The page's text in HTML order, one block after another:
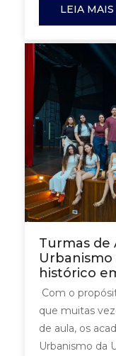
LEIA MAIS
Turmas de
histórico
Com o
que muitas
de aula, os
Urbanismo da